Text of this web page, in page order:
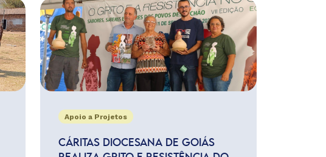
Apoio a Projetos
CÁRITAS DIOCESANA DE GOIÁS